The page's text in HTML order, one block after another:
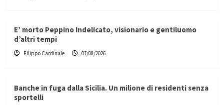
E’ morto Peppino Indelicato, visionario e gentiluomo
d’altri tempi
Filippo Cardinale 07/08/2026
Banche in fuga dalla Sicilia. Un milione di residenti senza
sportelli